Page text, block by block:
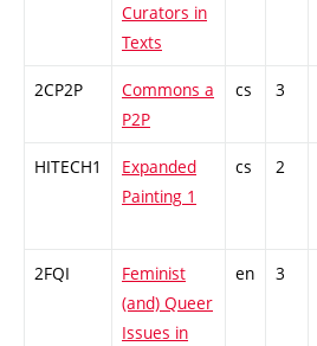
Curators in
Texts
2CP2P
Commons a
P2P
cs 3
HITECH1
Expanded
Painting 1
cs 2
2FQI
Feminist
(and) Queer
Issues in
en 3